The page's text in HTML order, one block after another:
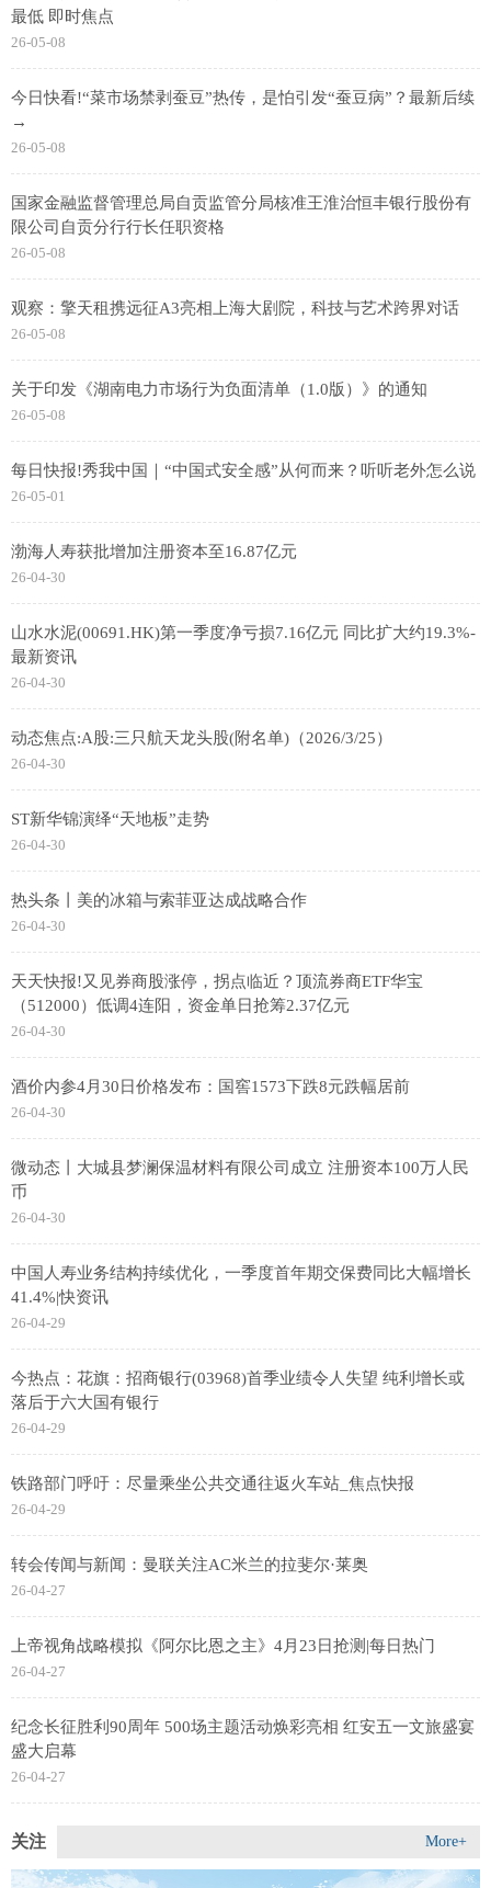
最低 即时焦点
26-05-08
今日快看!“菜市场禁剥蚕豆”热传，是怕引发“蚕豆病”？最新后续
→
26-05-08
国家金融监督管理总局自贡监管分局核准王淮治恒丰银行股份有
限公司自贡分行行长任职资格
26-05-08
观察：擎天租携远征A3亮相上海大剧院，科技与艺术跨界对话
26-05-08
关于印发《湖南电力市场行为负面清单（1.0版）》的通知
26-05-08
每日快报!秀我中国｜“中国式安全感”从何而来？听听老外怎么说
26-05-01
渤海人寿获批增加注册资本至16.87亿元
26-04-30
山水水泥(00691.HK)第一季度净亏损7.16亿元 同比扩大约19.3%-
最新资讯
26-04-30
动态焦点:A股:三只航天龙头股(附名单)（2026/3/25）
26-04-30
ST新华锦演绎“天地板”走势
26-04-30
热头条丨美的冰箱与索菲亚达成战略合作
26-04-30
天天快报!又见券商股涨停，拐点临近？顶流券商ETF华宝
（512000）低调4连阳，资金单日抢筹2.37亿元
26-04-30
酒价内参4月30日价格发布：国窖1573下跌8元跌幅居前
26-04-30
微动态丨大城县梦澜保温材料有限公司成立 注册资本100万人民
币
26-04-30
中国人寿业务结构持续优化，一季度首年期交保费同比大幅增长
41.4%|快资讯
26-04-29
今热点：花旗：招商银行(03968)首季业绩令人失望 纯利增长或
落后于六大国有银行
26-04-29
铁路部门呼吁：尽量乘坐公共交通往返火车站_焦点快报
26-04-29
转会传闻与新闻：曼联关注AC米兰的拉斐尔·莱奥
26-04-27
上帝视角战略模拟《阿尔比恩之主》4月23日抢测|每日热门
26-04-27
纪念长征胜利90周年 500场主题活动焕彩亮相 红安五一文旅盛宴
盛大启幕
26-04-27
关注 More+